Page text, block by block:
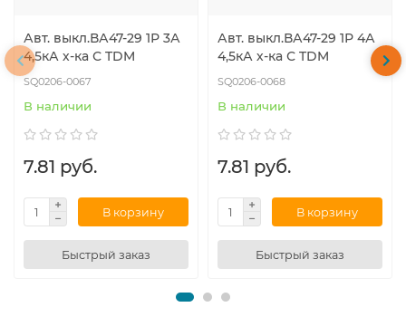
Авт. выкл.ВА47-29 1Р 3А
4,5кА х-ка С TDM
SQ0206-0067
В наличии
7.81 руб.
В корзину
Быстрый заказ
Авт. выкл.ВА47-29 1Р 4А
4,5кА х-ка С TDM
SQ0206-0068
В наличии
7.81 руб.
В корзину
Быстрый заказ